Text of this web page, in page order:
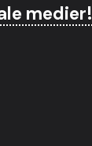
medier!